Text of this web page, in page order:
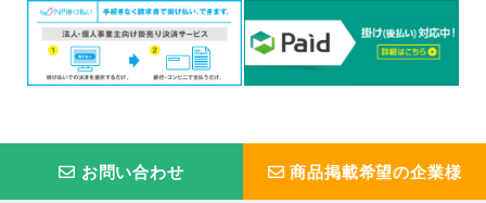
お問い合わせ 商品掲載希望の企業様